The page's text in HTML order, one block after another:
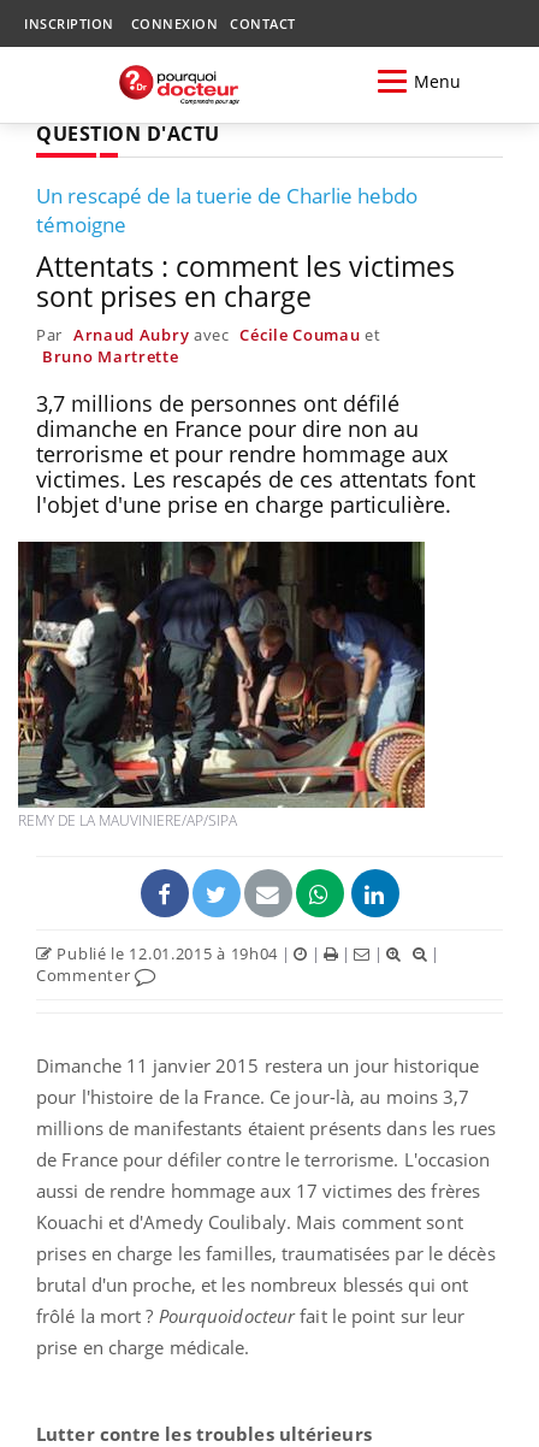
INSCRIPTION CONNEXION CONTACT
Menu
QUESTION D'ACTU
Un rescapé de la tuerie de Charlie hebdo
témoigne
Attentats : comment les victimes
sont prises en charge
Par Arnaud Aubry avec Cécile Coumau et
Bruno Martrette
3,7 millions de personnes ont défilé
dimanche en France pour dire non au
terrorisme et pour rendre hommage aux
victimes. Les rescapés de ces attentats font
l'objet d'une prise en charge particulière.
REMY DE LA MAUVINIERE/AP/SIPA
Publié le 12.01.2015 à 19h04 | | | |
|
Commenter
Dimanche 11 janvier 2015 restera un jour historique
pour l'histoire de la France. Ce jour-là, au moins 3,7
millions de manifestants étaient présents dans les rues
de France pour défiler contre le terrorisme. L'occasion
aussi de rendre hommage aux 17 victimes des frères
Kouachi et d'Amedy Coulibaly. Mais comment sont
prises en charge les familles, traumatisées par le décès
brutal d'un proche, et les nombreux blessés qui ont
frôlé la mort ? Pourquoidocteurfait le point sur leur
prise en charge médicale.
Lutter contre les troubles ultérieurs